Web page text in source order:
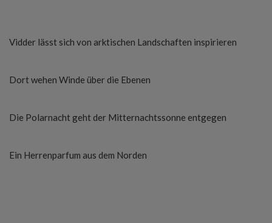
Vidder lässt sich von arktischen Landschaften inspirieren
Dort wehen Winde über die Ebenen
Die Polarnacht geht der Mitternachtssonne entgegen
Ein Herrenparfum aus dem Norden